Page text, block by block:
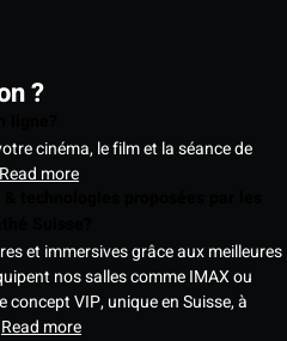
?
cinéma, le film et la séance de
Read more
et immersives grâce aux meilleures
nos salles comme IMAX ou
VIP, unique en Suisse, à
Read more